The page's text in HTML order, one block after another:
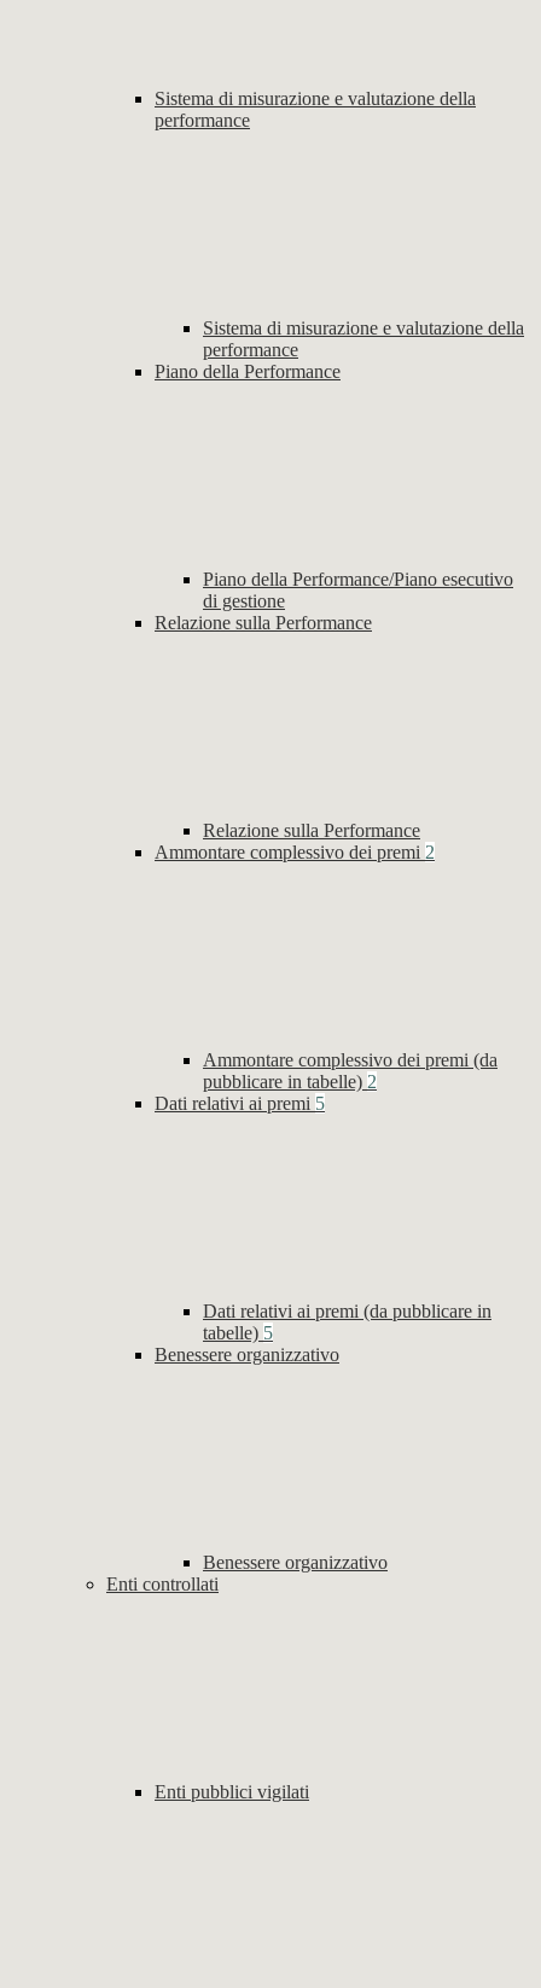
Sistema di misurazione e valutazione della
performance
Sistema di misurazione e valutazione della
performance
Piano della Performance
Piano della Performance/Piano esecutivo
di gestione
Relazione sulla Performance
Relazione sulla Performance
Ammontare complessivo dei premi 2
Ammontare complessivo dei premi (da
pubblicare in tabelle) 2
Dati relativi ai premi 5
Dati relativi ai premi (da pubblicare in
tabelle) 5
Benessere organizzativo
Benessere organizzativo
Enti controllati
Enti pubblici vigilati